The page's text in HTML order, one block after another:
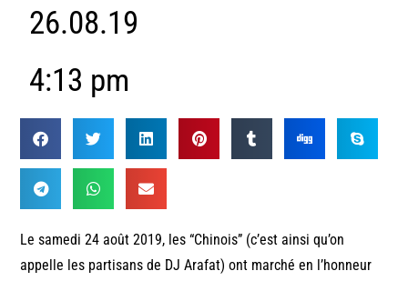
26.08.19
4:13 pm
Le samedi 24 août 2019, les “Chinois” (c’est ainsi qu’on
appelle les partisans de DJ Arafat) ont marché en l’honneur